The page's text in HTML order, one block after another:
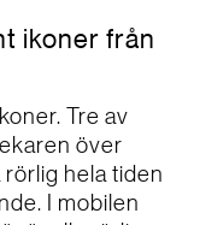
ikoner från
Tre av
över
hela tiden
I mobilen